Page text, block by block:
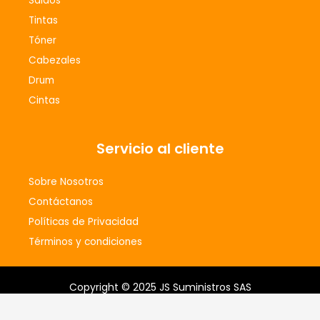
Tintas
Tóner
Cabezales
Drum
Cintas
Servicio al cliente
Sobre Nosotros
Contáctanos
Políticas de Privacidad
Términos y condiciones
Copyright © 2025 JS Suministros SAS